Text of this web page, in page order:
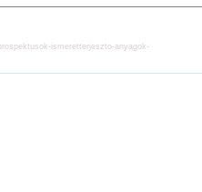
ismeretterjeszto-anyagok-